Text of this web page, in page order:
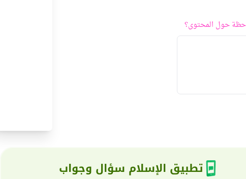
حول المحتوى؟
تطبيق الإسلام سؤال وجواب